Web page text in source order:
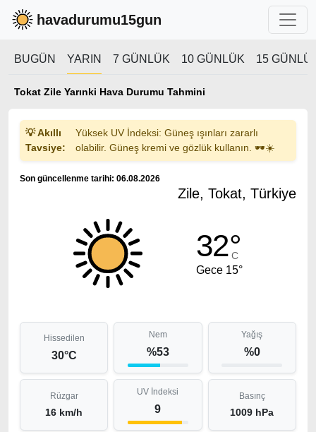
havadurumu15gun
BUGÜN YARIN 7 GÜNLÜK 10 GÜNLÜK 15
Tokat Zile Yarınki Hava Durumu Tahmini
💡 Akıllı
Tavsiye:
Yüksek UV İndeksi: Güneş ışınları zararlı
olabilir. Güneş kremi ve gözlük kullanın. 🕶️☀️
Son güncellenme tarihi: 06.08.2026
Zile, Tokat, Türkiye
32°
C
Gece 15°
Hissedilen
30°C
Nem
%53
Yağış
%0
Rüzgar
16 km/h
UV İndeksi
9
Basınç
1009 hPa